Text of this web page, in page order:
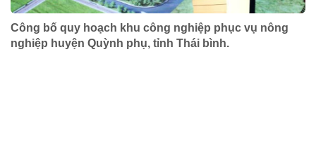
Công bố quy hoạch khu công nghiệp phục vụ nông
nghiệp huyện Quỳnh phụ, tỉnh Thái bình.